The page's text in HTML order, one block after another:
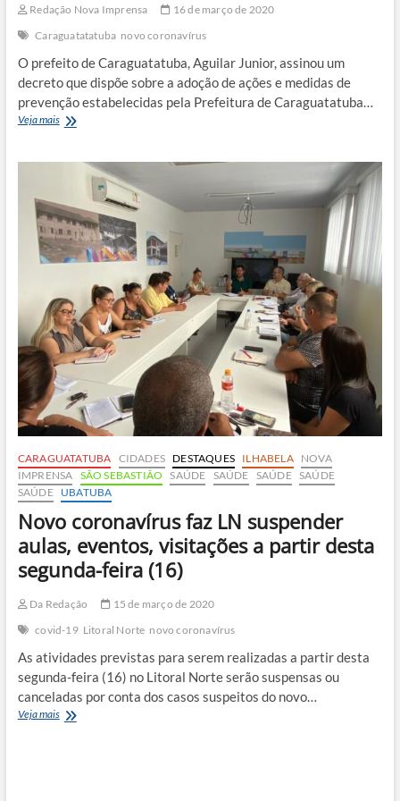
Redação Nova Imprensa
16 de março de 2020
Caraguatatatuba novo coronavírus
O prefeito de Caraguatatuba, Aguilar Junior, assinou um
decreto que dispõe sobre a adoção de ações e medidas de
prevenção estabelecidas pela Prefeitura de Caraguatatuba…
Veja maisCaraguatatuba
suspensão
atividades
contra
novo
coronavírus
CARAGUATATUBA CIDADES DESTAQUES ILHABELA
NOVA
IMPRENSA SÃO SEBASTIÃO SAÚDE SAÚDE SAÚDE SAÚDE
SAÚDE
UBATUBA
Novo coronavírus faz LN suspender
aulas, eventos, visitações a partir desta
segunda-feira (16)
Da Redação
15 de março de 2020
covid-19 Litoral Norte novo coronavírus
As atividades previstas para serem realizadas a partir desta
segunda-feira (16) no Litoral Norte serão suspensas ou
canceladas por conta dos casos suspeitos do novo…
Veja maisNovo